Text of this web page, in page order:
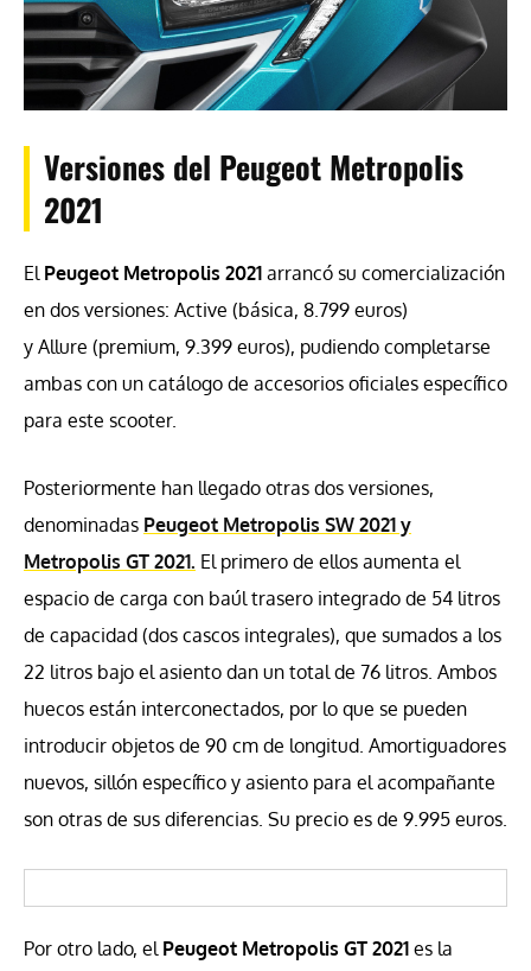
Versiones del Peugeot Metropolis
2021
El Peugeot Metropolis 2021 arrancó su comercialización
en dos versiones: Active (básica, 8.799 euros)
y Allure (premium, 9.399 euros), pudiendo completarse
ambas con un catálogo de accesorios oficiales específico
para este scooter.
Posteriormente han llegado otras dos versiones,
denominadas Peugeot Metropolis SW 2021 y
Metropolis GT 2021. El primero de ellos aumenta el
espacio de carga con baúl trasero integrado de 54 litros
de capacidad (dos cascos integrales), que sumados a los
22 litros bajo el asiento dan un total de 76 litros. Ambos
huecos están interconectados, por lo que se pueden
introducir objetos de 90 cm de longitud. Amortiguadores
nuevos, sillón específico y asiento para el acompañante
son otras de sus diferencias. Su precio es de 9.995 euros.
Por otro lado, el Peugeot Metropolis GT 2021 es la